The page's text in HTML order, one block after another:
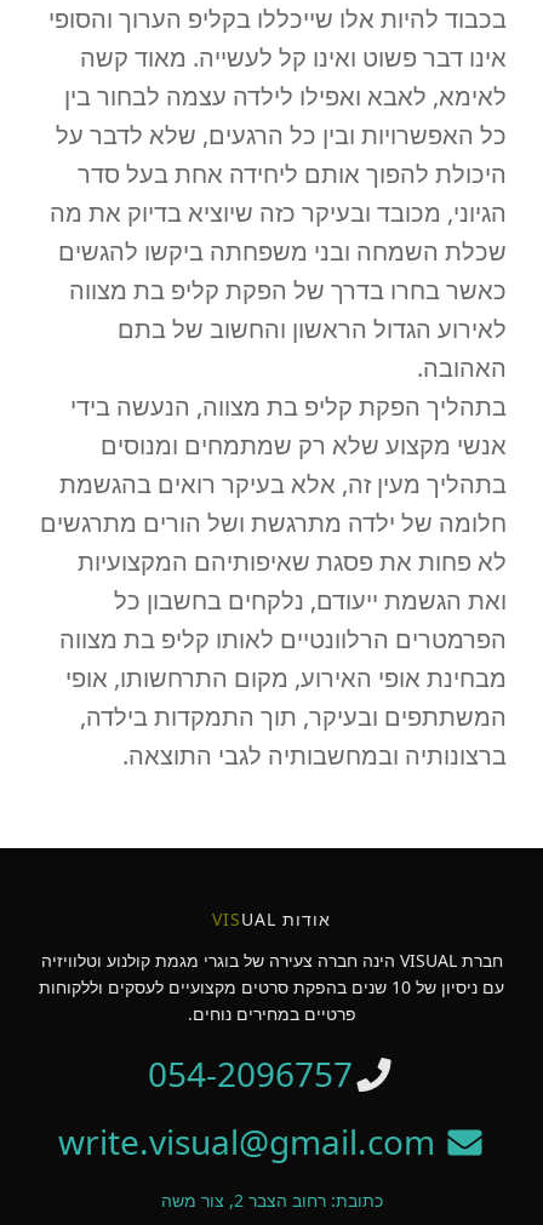
בכבוד להיות אלו שייכללו בקליפ הערוך והסופי
אינו דבר פשוט ואינו קל לעשייה. מאוד קשה
לאימא, לאבא ואפילו לילדה עצמה לבחור בין
כל האפשרויות ובין כל הרגעים, שלא לדבר על
היכולת להפוך אותם ליחידה אחת בעל סדר
הגיוני, מכובד ובעיקר כזה שיוציא בדיוק את מה
שכלת השמחה ובני משפחתה ביקשו להגשים
כאשר בחרו בדרך של הפקת קליפ בת מצווה
לאירוע הגדול הראשון והחשוב של בתם
האהובה.
בתהליך הפקת קליפ בת מצווה, הנעשה בידי
אנשי מקצוע שלא רק שמתמחים ומנוסים
בתהליך מעין זה, אלא בעיקר רואים בהגשמת
חלומה של ילדה מתרגשת ושל הורים מתרגשים
לא פחות את פסגת שאיפותיהם המקצועיות
ואת הגשמת ייעודם, נלקחים בחשבון כל
הפרמטרים הרלוונטיים לאותו קליפ בת מצווה
מבחינת אופי האירוע, מקום התרחשותו, אופי
המשתתפים ובעיקר, תוך התמקדות בילדה,
ברצונותיה ובמחשבותיה לגבי התוצאה.
אודות VISUAL
חברת VISUAL הינה חברה צעירה של בוגרי מגמת קולנוע וטלוויזיה
עם ניסיון של 10 שנים בהפקת סרטים מקצועיים לעסקים וללקוחות
פרטיים במחירים נוחים.
054-2096757
כתובת: רחוב הצבר 2, צור משה